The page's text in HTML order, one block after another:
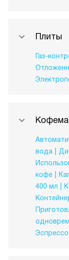
Плиты
Газ-
вода
кофе
400 мл
Эспрессо